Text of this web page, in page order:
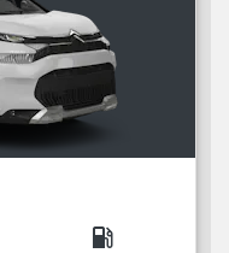
local_gas_station